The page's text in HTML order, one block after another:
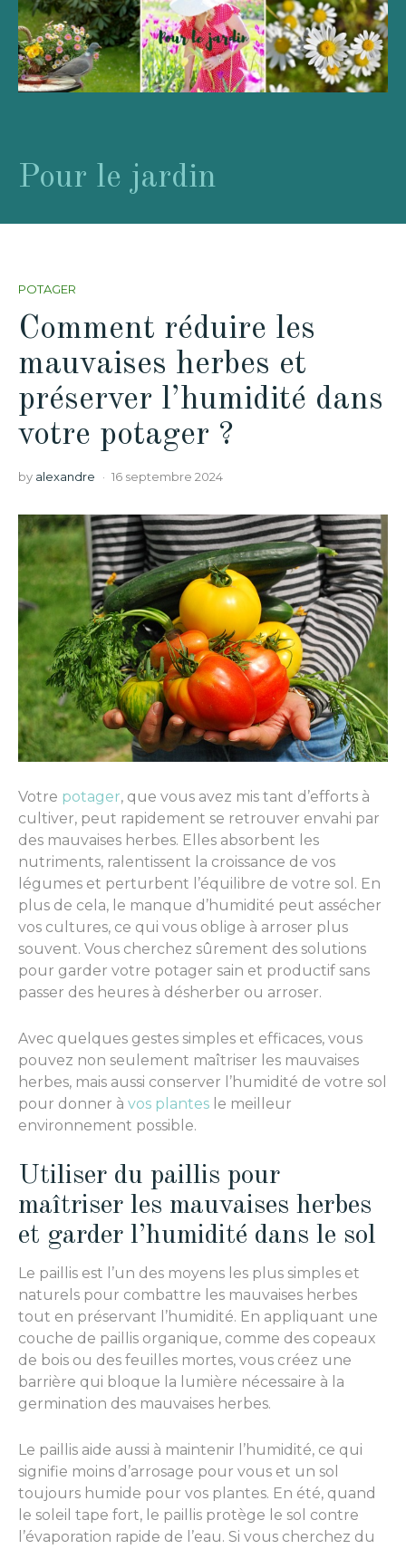
Pour le jardin
POTAGER
Comment réduire les
mauvaises herbes et
préserver l’humidité dans
votre potager ?
by alexandre 16 septembre 2024
Votre potager, que vous avez mis tant d’efforts à
cultiver, peut rapidement se retrouver envahi par
des mauvaises herbes. Elles absorbent les
nutriments, ralentissent la croissance de vos
légumes et perturbent l’équilibre de votre sol. En
plus de cela, le manque d’humidité peut assécher
vos cultures, ce qui vous oblige à arroser plus
souvent. Vous cherchez sûrement des solutions
pour garder votre potager sain et productif sans
passer des heures à désherber ou arroser.
Avec quelques gestes simples et efficaces, vous
pouvez non seulement maîtriser les mauvaises
herbes, mais aussi conserver l’humidité de votre sol
pour donner à vos plantes le meilleur
environnement possible.
Utiliser du paillis pour
maîtriser les mauvaises herbes
et garder l’humidité dans le sol
Le paillis est l’un des moyens les plus simples et
naturels pour combattre les mauvaises herbes
tout en préservant l’humidité. En appliquant une
couche de paillis organique, comme des copeaux
de bois ou des feuilles mortes, vous créez une
barrière qui bloque la lumière nécessaire à la
germination des mauvaises herbes.
Le paillis aide aussi à maintenir l’humidité, ce qui
signifie moins d’arrosage pour vous et un sol
toujours humide pour vos plantes. En été, quand
le soleil tape fort, le paillis protège le sol contre
l’évaporation rapide de l’eau. Si vous cherchez du